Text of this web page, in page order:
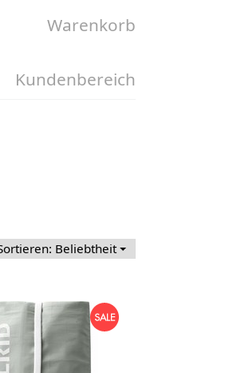
Warenkorb
Kundenbereich
Beliebtheit